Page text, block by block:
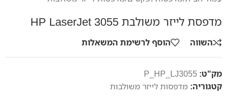
מדפסת לייזר משולבת HP LaserJet 3055
השווה הוסף לרשימת המשאלות
מק"ט: P_HP_LJ3055
קטגוריה: מדפסות לייזר משולבות